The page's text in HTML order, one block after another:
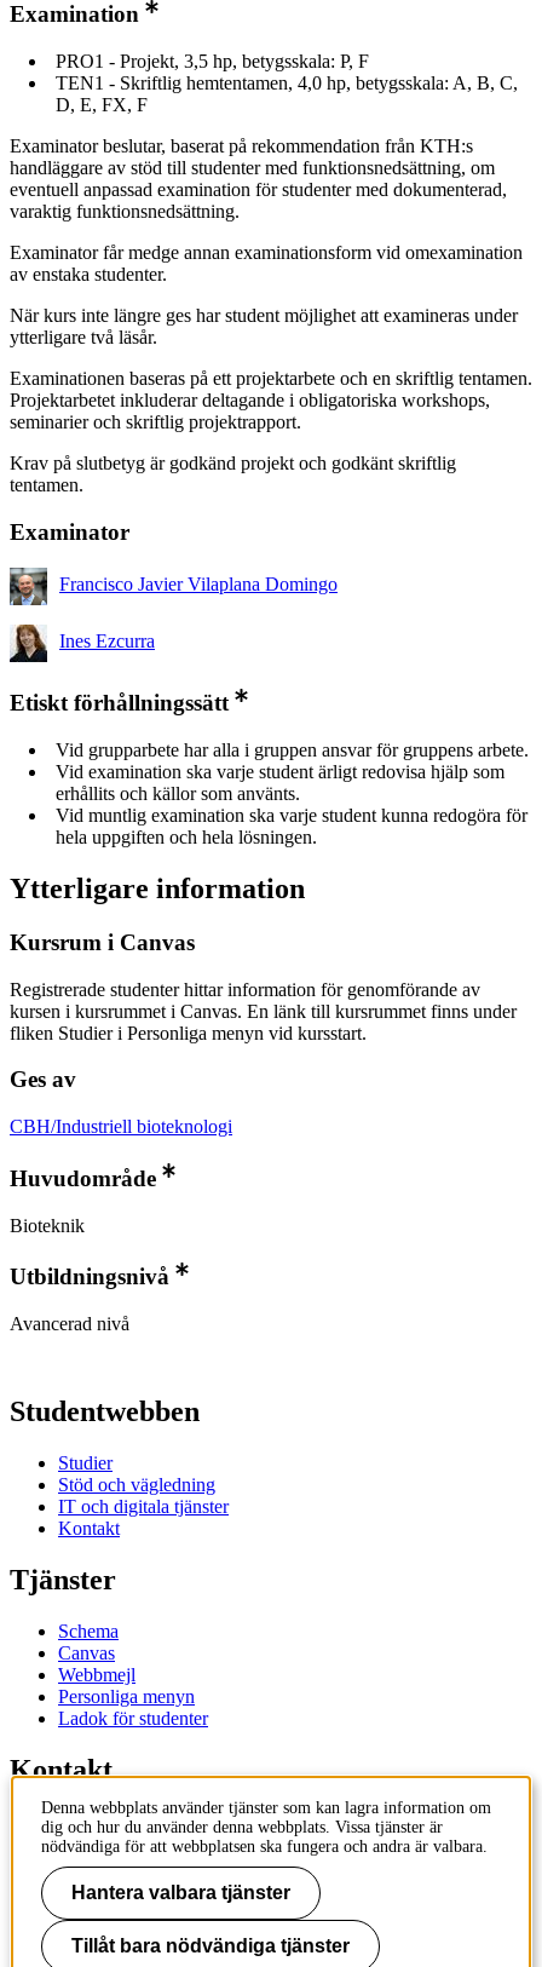
Examination
PRO1 - Projekt, 3,5 hp, betygsskala: P, F
TEN1 - Skriftlig hemtentamen, 4,0 hp, betygsskala: A, B, C,
D, E, FX, F
Examinator beslutar, baserat på rekommendation från KTH:s
handläggare av stöd till studenter med funktionsnedsättning, om
eventuell anpassad examination för studenter med dokumenterad,
varaktig funktionsnedsättning.
Examinator får medge annan examinationsform vid omexamination
av enstaka studenter.
När kurs inte längre ges har student möjlighet att examineras under
ytterligare två läsår.
Examinationen baseras på ett projektarbete och en skriftlig tentamen.
Projektarbetet inkluderar deltagande i obligatoriska workshops,
seminarier och skriftlig projektrapport.
Krav på slutbetyg är godkänd projekt och godkänt skriftlig
tentamen.
Examinator
Francisco Javier Vilaplana Domingo
Ines Ezcurra
Etiskt förhållningssätt
Vid grupparbete har alla i gruppen ansvar för gruppens arbete.
Vid examination ska varje student ärligt redovisa hjälp som
erhållits och källor som använts.
Vid muntlig examination ska varje student kunna redogöra för
hela uppgiften och hela lösningen.
Ytterligare information
Kursrum i Canvas
Registrerade studenter hittar information för genomförande av
kursen i kursrummet i Canvas. En länk till kursrummet finns under
fliken Studier i Personliga menyn vid kursstart.
Ges av
CBH/Industriell bioteknologi
Huvudområde
Bioteknik
Utbildningsnivå
Avancerad nivå
Studentwebben
Studier
Stöd och vägledning
IT och digitala tjänster
Kontakt
Tjänster
Schema
Canvas
Webbmejl
Personliga menyn
Ladok för studenter
Kontakt
Kontakta utbildningsprogram
Kontakta kurs
IT-support
KTH Entré
KTH
Denna webbplats använder tjänster som kan lagra information om
dig och hur du använder denna webbplats. Vissa tjänster är
nödvändiga för att webbplatsen ska fungera och andra är valbara.
Hantera valbara tjänster
Tillåt bara nödvändiga tjänster